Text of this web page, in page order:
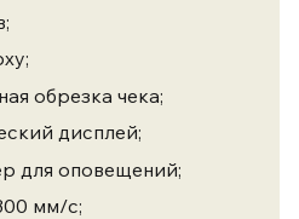
обрезка чека;
дисплей;
для оповещений;
мм/с;